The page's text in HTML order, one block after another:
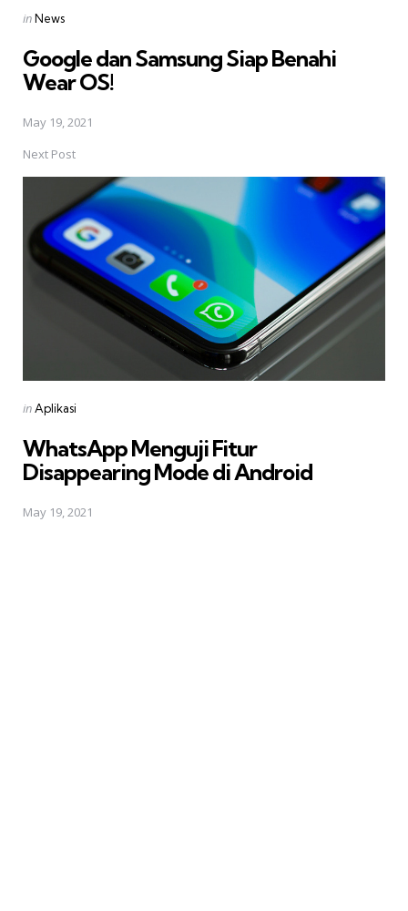
Posted
inNews
Google dan Samsung Siap Benahi
Wear OS!
May 19, 2021
Next Post
Posted
inAplikasi
WhatsApp Menguji Fitur
Disappearing Mode di Android
May 19, 2021